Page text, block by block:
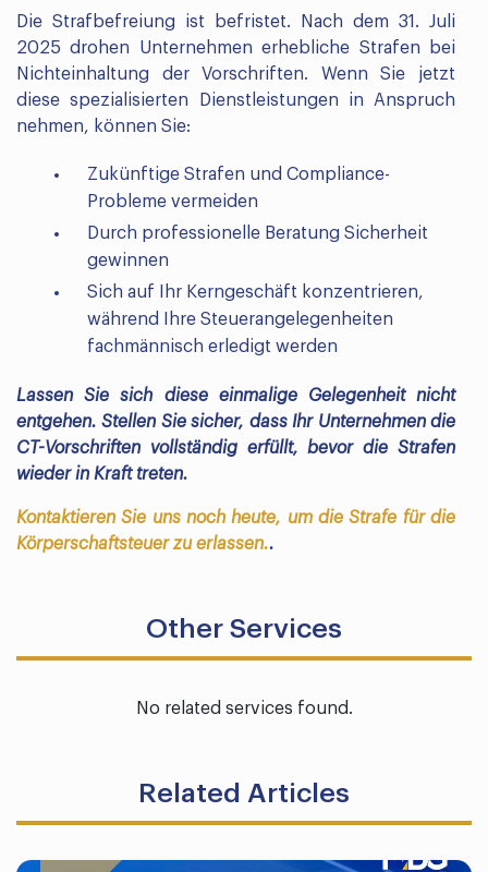
Die Strafbefreiung ist befristet. Nach dem 31. Juli
2025 drohen Unternehmen erhebliche Strafen bei
Nichteinhaltung der Vorschriften. Wenn Sie jetzt
diese spezialisierten Dienstleistungen in Anspruch
nehmen, können Sie:
Zukünftige Strafen und Compliance-
Probleme vermeiden
Durch professionelle Beratung Sicherheit
gewinnen
Sich auf Ihr Kerngeschäft konzentrieren,
während Ihre Steuerangelegenheiten
fachmännisch erledigt werden
Lassen Sie sich diese einmalige Gelegenheit nicht
entgehen. Stellen Sie sicher, dass Ihr Unternehmen die
CT-Vorschriften vollständig erfüllt, bevor die Strafen
wieder in Kraft treten.
Kontaktieren Sie uns noch heute, um die Strafe für die
Körperschaftsteuer zu erlassen..
Other Services
No related services found.
Related Articles